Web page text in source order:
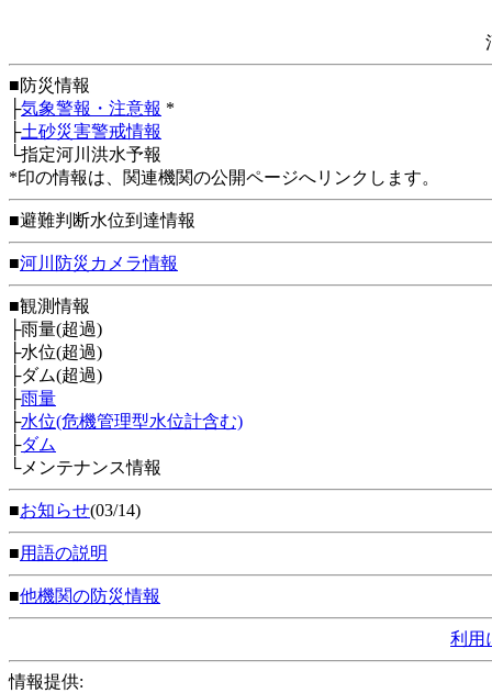
■防災情報
├気象警報・注意報 *
├土砂災害警戒情報
└指定河川洪水予報
*印の情報は、関連機関の公開ページへリンクします。
■避難判断水位到達情報
■河川防災カメラ情報
■観測情報
├雨量(超過)
├水位(超過)
├ダム(超過)
├雨量
├水位(危機管理型水位計含む)
├ダム
└メンテナンス情報
■お知らせ(03/14)
■用語の説明
■他機関の防災情報
利用
情報提供: